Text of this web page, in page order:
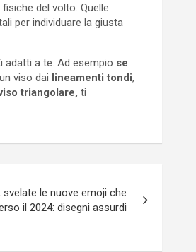
del volto. Quelle
per individuare la giusta
adatti a te. Ad esempio se
viso dai lineamenti tondi,
triangolare, ti
svelate le nuove emoji che
il 2024: disegni assurdi